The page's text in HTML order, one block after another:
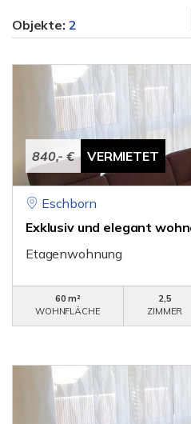
Objekte: 2
840,- € VERMIETET
Eschborn
Exklusiv und elegant
Etagenwohnung
60 m²
WOHNFLÄCHE
2,5
ZIMMER